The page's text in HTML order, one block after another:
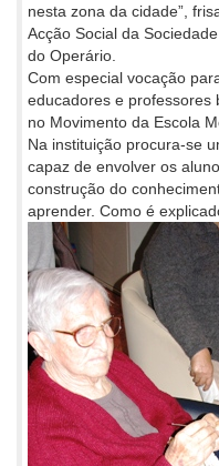
nesta zona da cidade”,
Acção Social da
do Operário.
Com especial vocação
educadores e professores
no Movimento da Escola
Na instituição procura-se
capaz de envolver os
construção do
aprender. Como é